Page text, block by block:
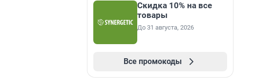
Скидка 10% на все
товары
До 31 августа, 2026
Все промокоды